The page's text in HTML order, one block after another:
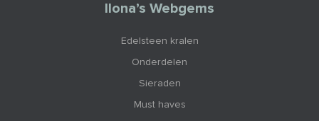
Ilona’s Webgems
Edelsteen kralen
Onderdelen
Sieraden
Must haves